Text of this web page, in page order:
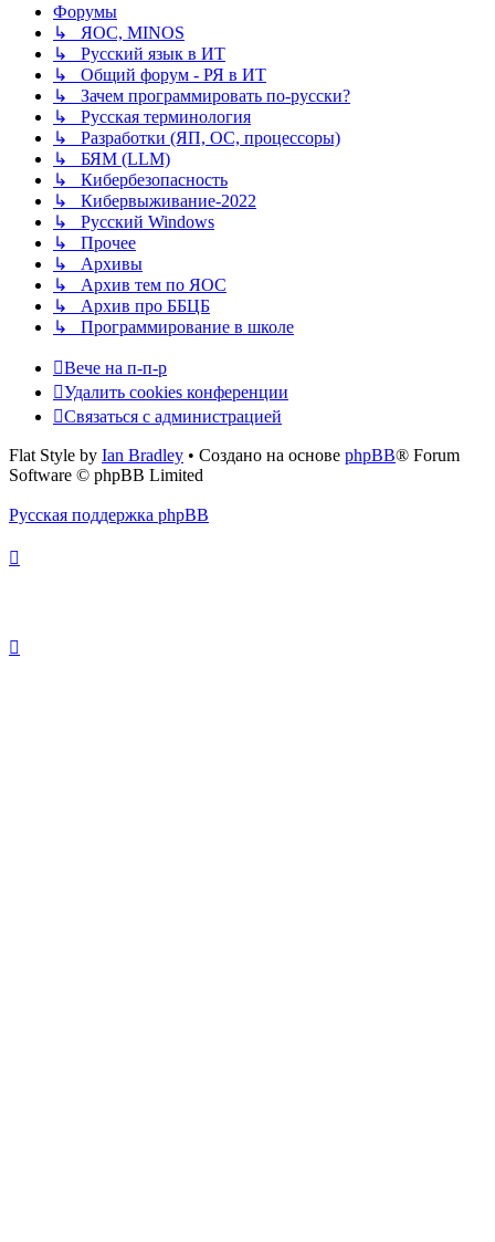
Форумы
↳ ЯОС, MINOS
↳ Русский язык в ИТ
↳ Общий форум - РЯ в ИТ
↳ Зачем программировать по-русски?
↳ Русская терминология
↳ Разработки (ЯП, ОС, процессоры)
↳ БЯМ (LLM)
↳ Кибербезопасность
↳ Кибервыживание-2022
↳ Русский Windows
↳ Прочее
↳ Архивы
↳ Архив тем по ЯОС
↳ Архив про ББЦБ
↳ Программирование в школе
Вече на п-п-р
Удалить cookies конференции
Связаться с администрацией
Flat Style by Ian Bradley • Создано на основе phpBB® Forum
Software © phpBB Limited
Русская поддержка phpBB